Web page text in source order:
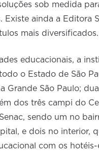
sob medida
Existe ainda a Editora
mais diversificados.
educacionais, a
o Estado de São
Grande São Paulo;
dos três campi do
sendo um no
e dois no interior,
com os hotéis-